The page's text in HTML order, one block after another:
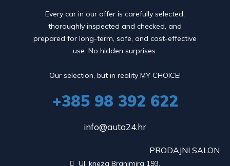
Every car in our offer is carefully selected,
thoroughly inspected and checked, and
prepared for long-term, safe, and cost-effective
use. No hidden surprises.
Our selection, but in reality MY CHOICE!
+385 98 392 622
info@auto24.hr
PRODAJNI SALON
Ul. kneza Branimira 193,